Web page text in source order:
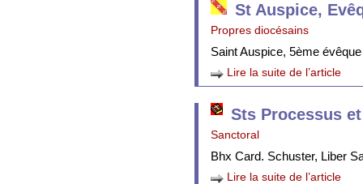
St Auspice,
Propres diocésains
Saint Auspice, 5ème
Lire la suite de l’article
Sts Processus
Sanctoral
Bhx Card. Schuster, Liber
Lire la suite de l’article